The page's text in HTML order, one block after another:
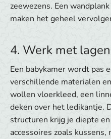
zeewezens. Een
maken het geheel
4. Werk met
Een babykamer wordt pas
verschillende materialen
wollen vloerkleed, een
deken over het ledikantje.
structuren krijg je diepte
accessoires zoals